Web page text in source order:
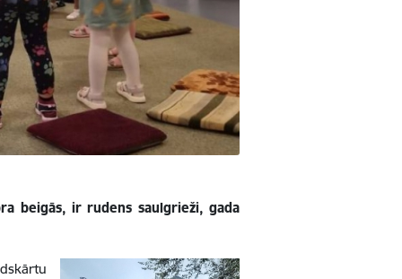
beigās, ir rudens saulgrieži, gada